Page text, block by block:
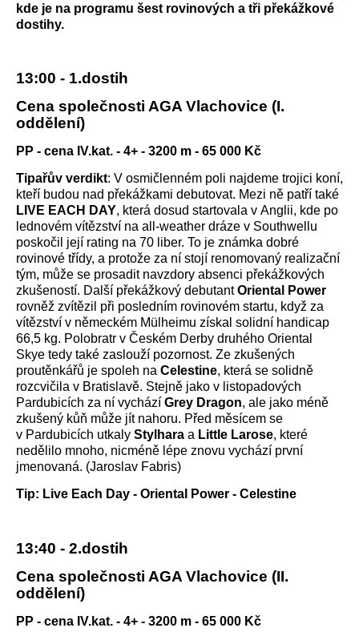
kde je na programu šest rovinových a tři překážkové
dostihy.
13:00 - 1.dostih
Cena společnosti AGA Vlachovice (I.
oddělení)
PP - cena IV.kat. - 4+ - 3200 m - 65 000 Kč
Tipařův verdikt: V osmičlenném poli najdeme trojici koní,
kteří budou nad překážkami debutovat. Mezi ně patří také
LIVE EACH DAY, která dosud startovala v Anglii, kde po
lednovém vítězství na all-weather dráze v Southwellu
poskočil její rating na 70 liber. To je známka dobré
rovinové třídy, a protože za ní stojí renomovaný realizační
tým, může se prosadit navzdory absenci překážkových
zkušeností. Další překážkový debutantOriental Power
rovněž zvítězil při posledním rovinovém startu, když za
vítězství v německém Mülheimu získal solidní handicap
66,5 kg. Polobratr v Českém Derby druhého Oriental
Skye tedy také zaslouží pozornost. Ze zkušených
proutěnkářů je spoleh na Celestine, která se solidně
rozcvičila v Bratislavě. Stejně jako v listopadových
Pardubicích za ní vychází Grey Dragon, ale jako méně
zkušený kůň může jít nahoru. Před měsícem se
v Pardubicích utkaly Stylhara a Little Larose, které
nedělilo mnoho, nicméně lépe znovu vychází první
jmenovaná. (Jaroslav Fabris)
Tip: Live Each Day - Oriental Power - Celestine
13:40 - 2.dostih
Cena společnosti AGA Vlachovice (II.
oddělení)
PP - cena IV.kat. - 4+ - 3200 m - 65 000 Kč